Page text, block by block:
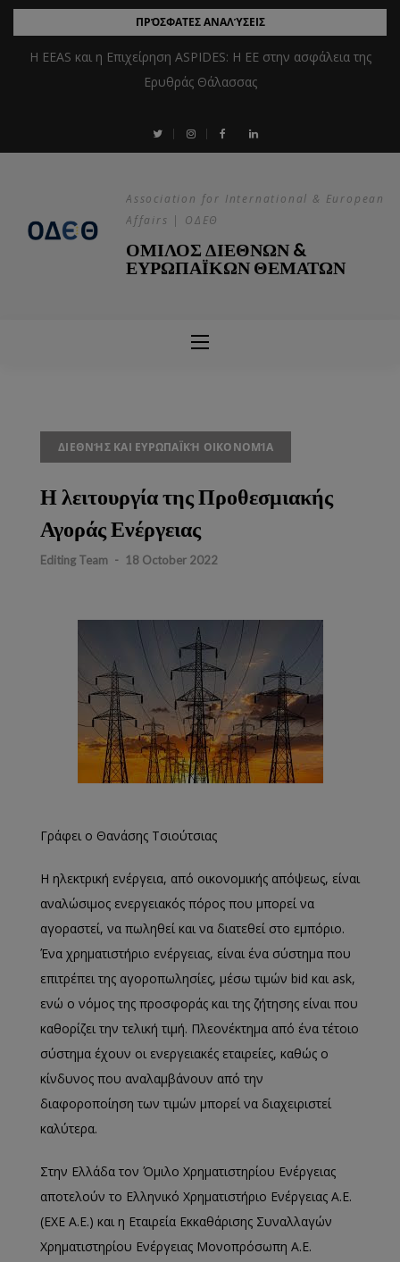
ΠΡΌΣΦΑΤΕΣ ΑΝΑΛΎΣΕΙΣ
Η EEAS και η Επιχείρηση ASPIDES: Η ΕΕ στην ασφάλεια της
Ερυθράς Θάλασσας
Association for International & European
Affairs | ΟΔΕΘ
ΟΜΙΛΟΣ ΔΙΕΘΝΩΝ &
ΕΥΡΩΠΑΪΚΩΝ ΘΕΜΑΤΩΝ
ΔΙΕΘΝΉΣ ΚΑΙ ΕΥΡΩΠΑΪΚΉ ΟΙΚΟΝΟΜΊΑ
Η λειτουργία της Προθεσμιακής
Αγοράς Ενέργειας
Editing Team - 18 October 2022
Γράφει ο Θανάσης Τσιούτσιας
Η ηλεκτρική ενέργεια, από οικονομικής απόψεως, είναι
αναλώσιμος ενεργειακός πόρος που μπορεί να
αγοραστεί, να πωληθεί και να διατεθεί στο εμπόριο.
Ένα χρηματιστήριο ενέργειας, είναι ένα σύστημα που
επιτρέπει της αγοροπωλησίες, μέσω τιμών bid και ask,
ενώ ο νόμος της προσφοράς και της ζήτησης είναι που
καθορίζει την τελική τιμή. Πλεονέκτημα από ένα τέτοιο
σύστημα έχουν οι ενεργειακές εταιρείες, καθώς ο
κίνδυνος που αναλαμβάνουν από την
διαφοροποίηση των τιμών μπορεί να διαχειριστεί
καλύτερα.
Στην Ελλάδα τον Όμιλο Χρηματιστηρίου Ενέργειας
αποτελούν το Ελληνικό Χρηματιστήριο Ενέργειας Α.Ε.
(ΕΧΕ Α.Ε.) και η Εταιρεία Εκκαθάρισης Συναλλαγών
Χρηματιστηρίου Ενέργειας Μονοπρόσωπη Α.Ε.